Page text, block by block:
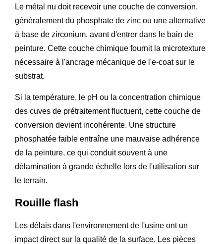
Le métal nu doit recevoir une couche de conversion,
généralement du phosphate de zinc ou une alternative
à base de zirconium, avant d'entrer dans le bain de
peinture. Cette couche chimique fournit la microtexture
nécessaire à l'ancrage mécanique de l'e-coat sur le
substrat.
Si la température, le pH ou la concentration chimique
des cuves de prétraitement fluctuent, cette couche de
conversion devient incohérente. Une structure
phosphatée faible entraîne une mauvaise adhérence
de la peinture, ce qui conduit souvent à une
délamination à grande échelle lors de l'utilisation sur
le terrain.
Rouille flash
Les délais dans l'environnement de l'usine ont un
impact direct sur la qualité de la surface. Les pièces